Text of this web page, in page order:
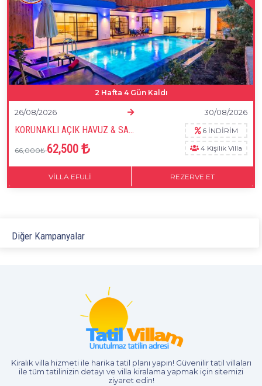
2 Hafta 4 Gün Kaldı
26/08/2026 30/08/2026
KORUNAKLI AÇIK HAVUZ & SAUNA &BALAYI ÇİFTLERİNE UYGUN&DENİZ MANZARALI
66,000₺62,500
6 İNDİRİM
4 Kişilik Villa
VILLA EFULI REZERVE ET
Diğer Kampanyalar
Kiralık villa hizmetiile harika tatil planı yapın! Güvenilir tatil villaları
ile tüm tatilinizin detayı ve villa kiralama yapmak için sitemizi
ziyaret edin!